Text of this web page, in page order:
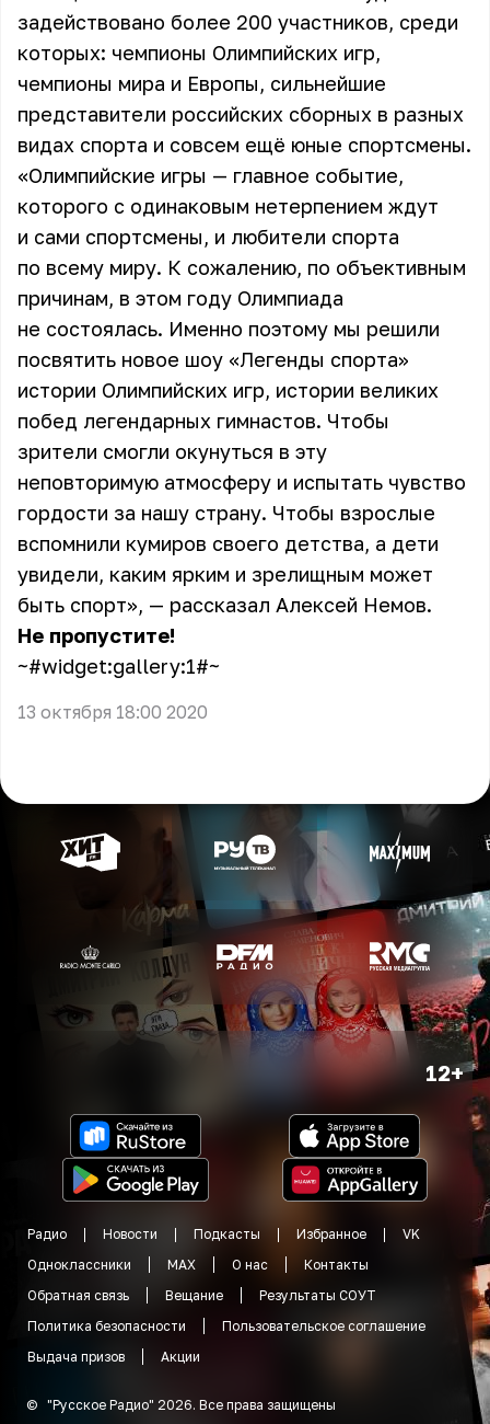
задействовано более 200 участников, среди
которых: чемпионы Олимпийских игр,
чемпионы мира и Европы, сильнейшие
представители российских сборных в разных
видах спорта и совсем ещё юные спортсмены.
«Олимпийские игры — главное событие,
которого с одинаковым нетерпением ждут
и сами спортсмены, и любители спорта
по всему миру. К сожалению, по объективным
причинам, в этом году Олимпиада
не состоялась. Именно поэтому мы решили
посвятить новое шоу «Легенды спорта»
истории Олимпийских игр, истории великих
побед легендарных гимнастов. Чтобы
зрители смогли окунуться в эту
неповторимую атмосферу и испытать чувство
гордости за нашу страну. Чтобы взрослые
вспомнили кумиров своего детства, а дети
увидели, каким ярким и зрелищным может
быть спорт», — рассказал Алексей Немов.
Не пропустите!
~#widget:gallery:1#~
13 октября 18:00 2020
12+
Радио Новости Подкасты Избранное
VK
Одноклассники
MAX О нас
Контакты
Обратная связь
Вещание
Результаты СОУТ
Политика безопасности
Пользовательское соглашение
Выдача призов
Акции
© "Русское Радио" 2026. Все права защищены